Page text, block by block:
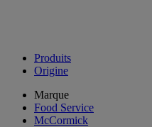
Produits
Origine
Marque
Food Service
McCormick